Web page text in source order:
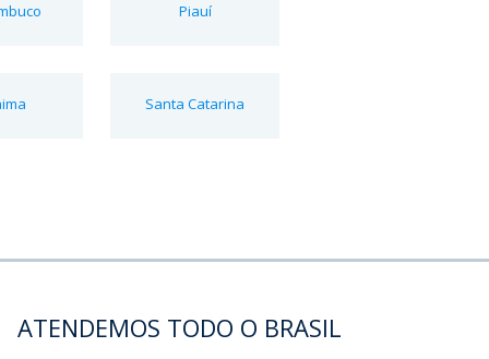
Piauí
Santa Catarina
ATENDEMOS TODO O BRASIL